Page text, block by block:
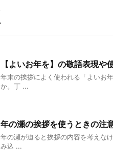
【よいお年を】の敬語表現や
年末の挨拶によく使われる「よいお
か。丁 ...
年の瀬の挨拶を使うときの注
年の瀬が迫ると挨拶の内容を考えな
み込 ...